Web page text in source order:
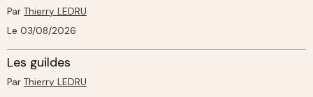
Par Thierry LEDRU
Le 03/08/2026
Les guildes
Par Thierry LEDRU